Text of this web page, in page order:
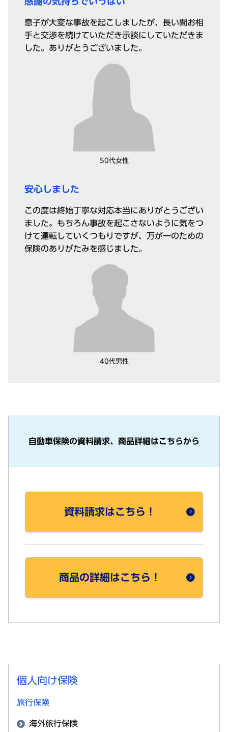
息子が大変な事故を起こしましたが、長い間お相
手と交渉を続けていただき示談にしていただきま
した。ありがとうございました。
50代女性
安心しました
この度は終始丁寧な対応本当にありがとうござい
ました。もちろん事故を起こさないように気をつ
けて運転していくつもりですが、万が一のための
保険のありがたみを感じました。
40代男性
自動車保険の資料請求、商品詳細はこちらから
資料請求はこちら！
商品の詳細はこちら！
個人向け保険
旅行保険
海外旅行保険